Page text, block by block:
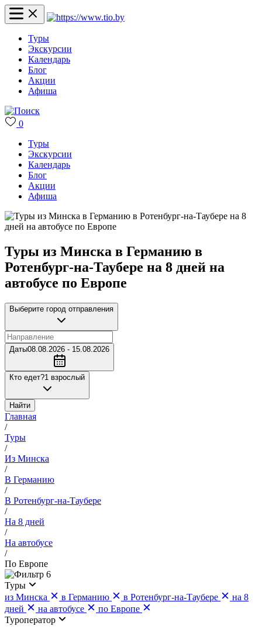
Туры
Экскурсии
Календарь
Блог
Акции
Афиша
0
Туры
Экскурсии
Календарь
Блог
Акции
Афиша
Туры из Минска в Германию в
Ротенбург-на-Таубере на 8 дней на
автобусе по Европе
Выберите город отправления
Даты08.08.2026 - 15.08.2026
Кто едет?1 взрослый
Найти
Главная
/
Туры
/
Из Минска
/
В Германию
/
В Ротенбург-на-Таубере
/
На 8 дней
/
На автобусе
/
По Европе
6
Туры
из Минска
в Германию в Ротенбург-на-Таубере
на 8
дней
на автобусе
по Европе
Туроператор